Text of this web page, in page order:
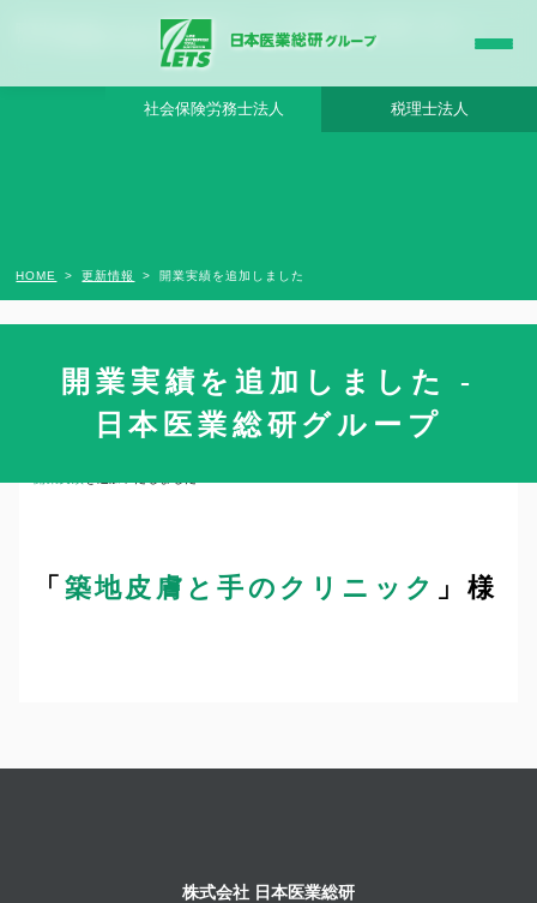
開業実績を追加しました - 日本医業総研グループ |日本医業総研｜医院開業・承継・ク
リニック経営支援・医療モール開発
社会保険労務士法人 税理士法人
開業実績を追加しました -
日本医業総研グループ
HOME 更新情報 開業実績を追加しました
2012年7月3日
「 築地皮膚と手のクリニック 」様
株式会社 日本医業総研